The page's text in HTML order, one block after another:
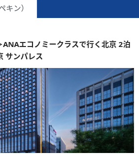
キン）
エコノミークラスで行く北京 2泊
サンパレス